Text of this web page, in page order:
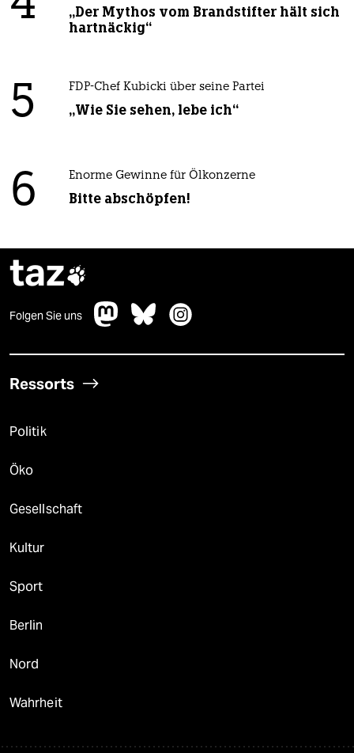
„Der Mythos vom Brandstifter hält sich
hartnäckig“
5 FDP-Chef Kubicki über seine Partei
„Wie Sie sehen, lebe ich“
6 Enorme Gewinne für Ölkonzerne
Bitte abschöpfen!
taz
Folgen Sie uns
Ressorts
Politik
Öko
Gesellschaft
Kultur
Sport
Berlin
Nord
Wahrheit